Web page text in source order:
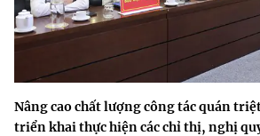
Nâng cao chất lượng công tác quán
triển khai thực hiện các chỉ thị, nghị